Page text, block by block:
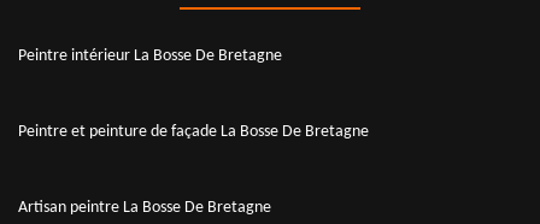
Peintre intérieur La Bosse De Bretagne
Peintre et peinture de façade La Bosse De Bretagne
Artisan peintre La Bosse De Bretagne